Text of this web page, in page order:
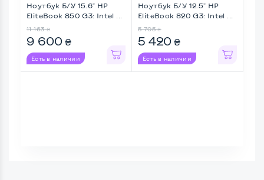
Ноутбук Б/У 15.6" HP
EliteBook 850 G3: Intel ...
11 163 ₴
9 600 ₴
Есть в наличии
Ноутбук Б/У 12.5" HP
EliteBook 820 G3: Intel ...
5 705 ₴
5 420 ₴
Есть в наличии